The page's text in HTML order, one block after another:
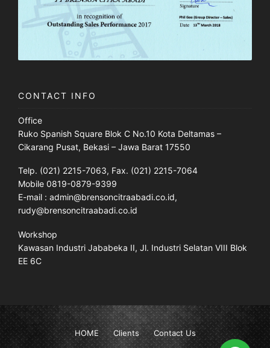
CONTACT INFO
Office
Ruko Spanish Square Blok C No.10 Kota Deltamas –
Cikarang Pusat, Bekasi – Jawa Barat 17550
Telp. (021) 2215-7063, Fax. (021) 2215-7064
Mobile 0819-0879-9399
E-mail : admin@brensoncitraabadi.co.id,
rudy@brensoncitraabadi.co.id
Workshop
Kawasan Industri Jababeka II, Jl. Industri Selatan VIII Blok
EE 6C
HOME Clients Contact Us